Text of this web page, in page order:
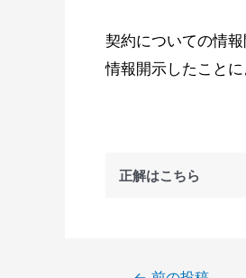
契約についての情
情報開示したこと
正解はこちら